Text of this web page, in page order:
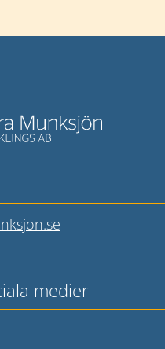
medier
annan webbplats.